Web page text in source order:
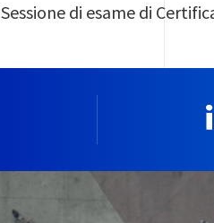
Sessione di esame di